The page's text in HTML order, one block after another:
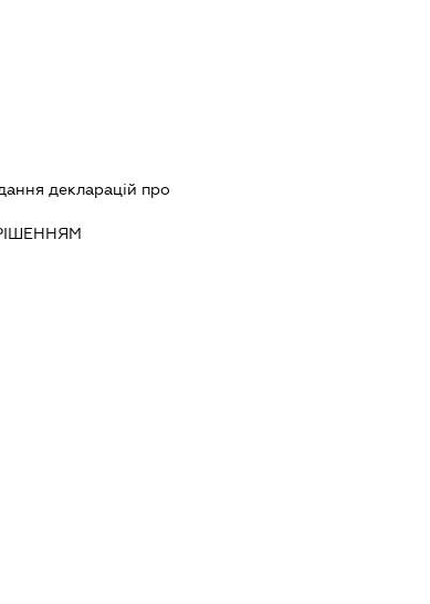
декларацiй про